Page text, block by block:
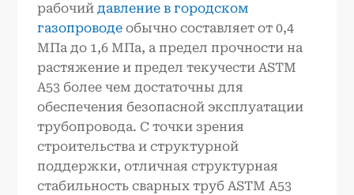
рабочийдавление в городском
газопроводе обычно составляет от 0,4
МПа до 1,6 МПа, а предел прочности на
растяжение и предел текучести ASTM
A53 более чем достаточны для
обеспечения безопасной эксплуатации
трубопровода. С точки зрения
строительства и структурной
поддержки, отличная структурная
стабильность сварных труб ASTM A53